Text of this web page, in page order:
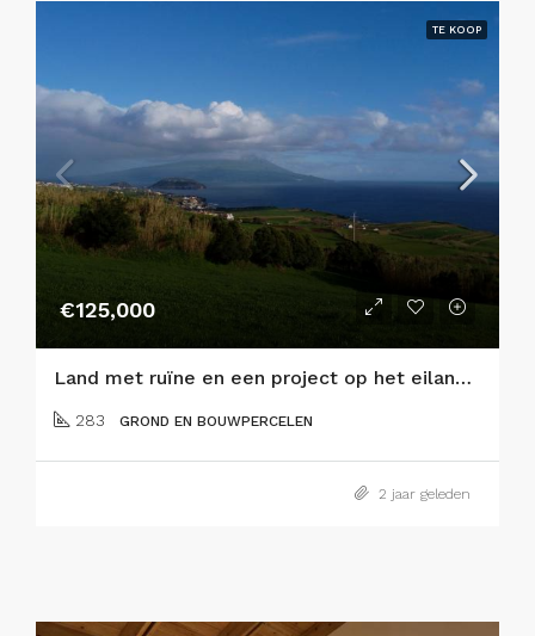
TE KOOP
€125,000
Land met ruïne en een project op het eiland Faial
283 GROND EN BOUWPERCELEN
2 jaar geleden